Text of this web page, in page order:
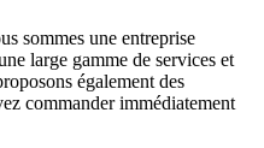
sommes une entreprise
large gamme de services et
également des
commander immédiatement